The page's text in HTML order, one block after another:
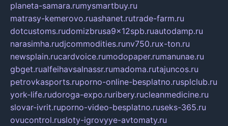
planeta-samara.rumysmartbuy.ru
matrasy-kemerovo.ruashanet.rutrade-farm.ru
dotcustoms.rudomizbrusa9x12spb.ruautodamp.ru
narasimha.rudjcommodities.runv750.rux-ton.ru
newsplain.rucardvoice.rumodopaper.rumanunae.ru
gbget.rualfeihavsalnassr.rumadoma.rutajuncos.ru
petrovkasports.ruporno-online-besplatno.rusplclub.ru
york-life.rudoroga-expo.ruribery.rucleanmedicine.ru
slovar-ivrit.ruporno-video-besplatno.ruseks-365.ru
ovucontrol.rusloty-igrovyye-avtomaty.ru